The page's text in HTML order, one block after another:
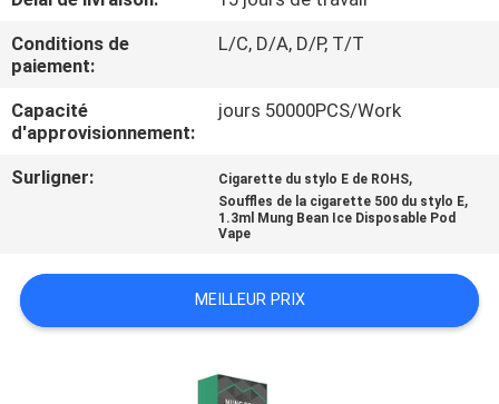
QUALITÉ
DEMANDEZ
UNE
CITATION
Conditions de
paiement:
L/C, D/A, D/P, T/T
Capacité
d'approvisionnement:
jours 50000PCS/Work
Surligner: Cigarette du stylo E de ROHS,
Souffles de la cigarette 500 du stylo E,
1.3ml Mung Bean Ice Disposable Pod
Vape
MEILLEUR PRIX